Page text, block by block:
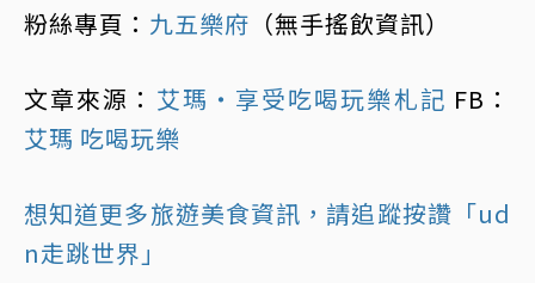
粉絲專頁： 九五樂府 （無手搖飲資訊）
文章來源： 艾瑪・享受吃喝玩樂札記 FB：
艾瑪 吃喝玩樂
想知道更多旅遊美食資訊，請追蹤按讚「ud
n走跳世界」